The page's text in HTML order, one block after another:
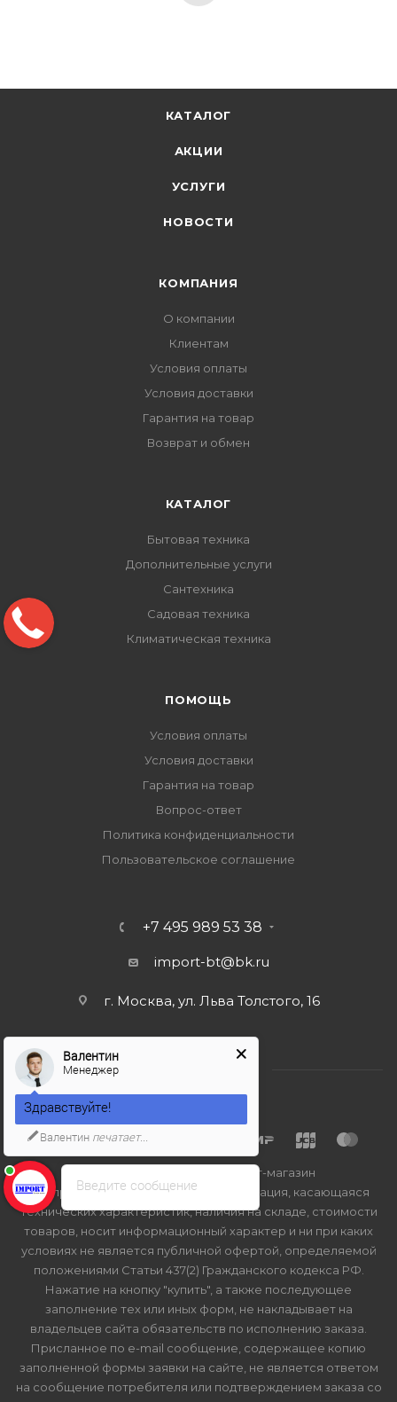
КАТАЛОГ
АКЦИИ
УСЛУГИ
НОВОСТИ
КОМПАНИЯ
О компании
Клиентам
Условия оплаты
Условия доставки
Гарантия на товар
Возврат и обмен
КАТАЛОГ
Бытовая техника
Дополнительные услуги
Сантехника
Садовая техника
Климатическая техника
ПОМОЩЬ
Условия оплаты
Условия доставки
Гарантия на товар
Вопрос-ответ
Политика конфиденциальности
Пользовательское соглашение
+7 495 989 53 38
import-bt@bk.ru
г. Москва, ул. Льва Толстого, 16
2026 © Import-bt.ru - интернет-магазин
Вся представленная на сайте информация, касающаяся
технических характеристик, наличия на складе, стоимости
товаров, носит информационный характер и ни при каких
условиях не является публичной офертой, определяемой
положениями Статьи 437(2) Гражданского кодекса РФ.
Нажатие на кнопку "купить", а также последующее
заполнение тех или иных форм, не накладывает на
владельцев сайта обязательств по исполнению заказа.
Присланное по e-mail сообщение, содержащее копию
заполненной формы заявки на сайте, не является ответом
на сообщение потребителя или подтверждением заказа со
Введите сообщение
Валентин
Менеджер
Здравствуйте!
Валентин печатает...